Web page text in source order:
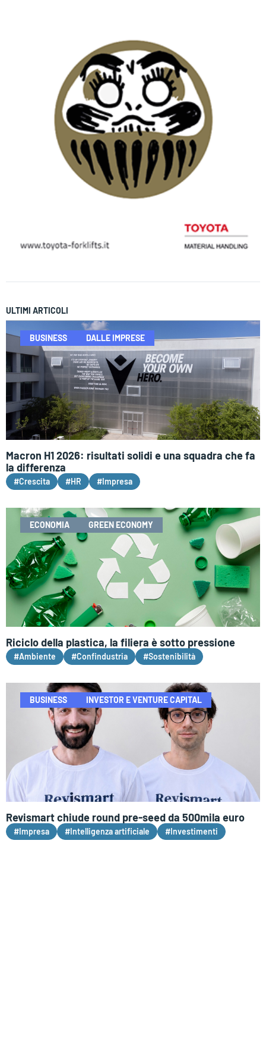
ULTIMI ARTICOLI
BUSINESS DALLE IMPRESE
Macron H1 2026: risultati solidi e una squadra che fa
la differenza
#Crescita #HR #Impresa
ECONOMIA GREEN ECONOMY
Riciclo della plastica, la filiera è sotto pressione
#Ambiente #Confindustria #Sostenibilità
BUSINESS INVESTOR E VENTURE CAPITAL
Revismart chiude round pre-seed da 500mila euro
#Impresa #Intelligenza artificiale #Investimenti